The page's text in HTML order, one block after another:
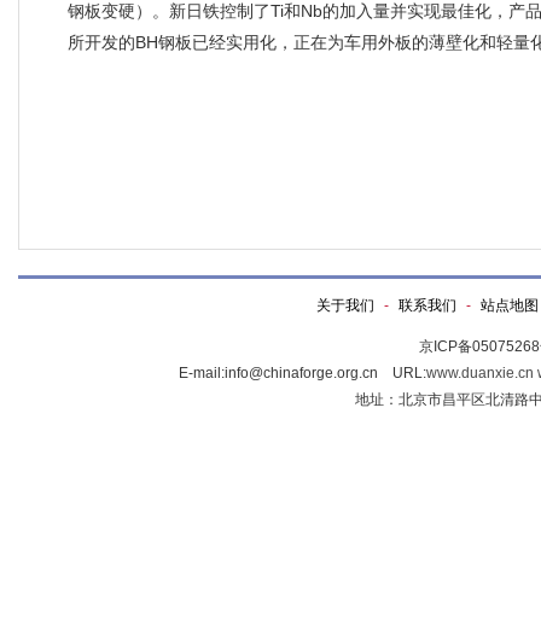
钢板变硬）。新日铁控制了Ti和Nb的加入量并实现最佳化，产
所开发的BH钢板已经实用化，正在为车用外板的薄壁化和轻量
关于我们 - 联系我们 - 站点地图
京ICP备
E-mail:info@chinaforge.org.cn URL:www.duanxie.cn
地址：北京市昌平区北清路